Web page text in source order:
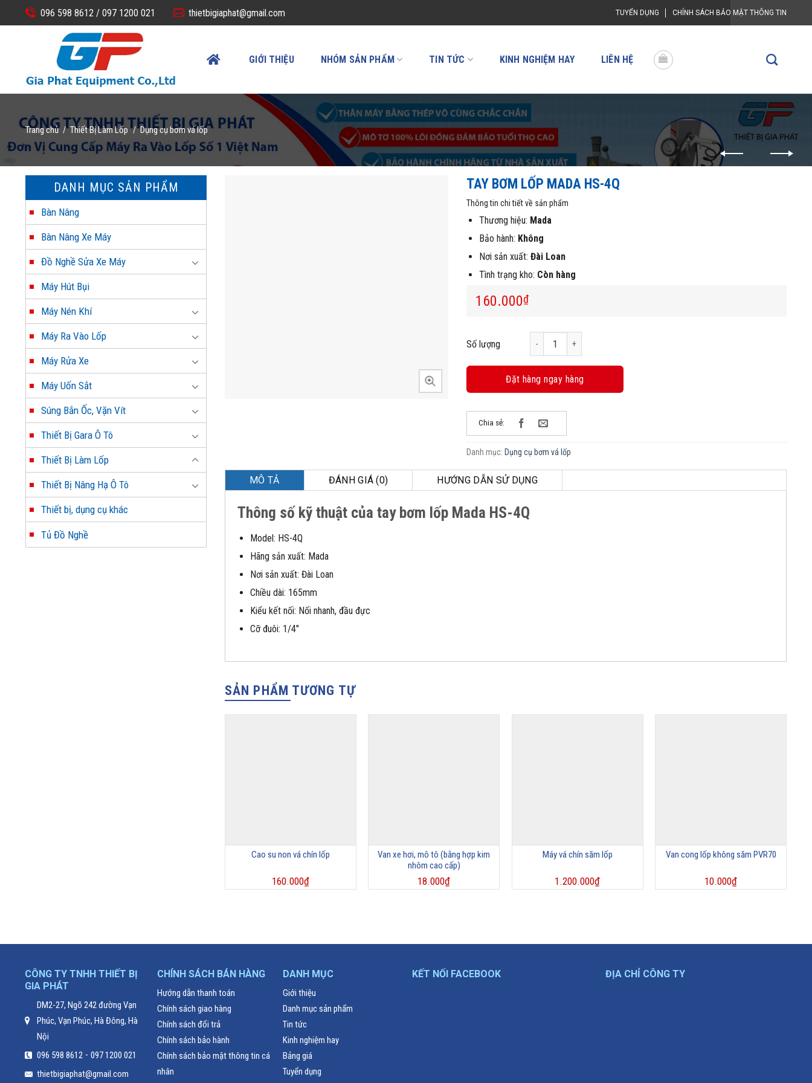
to
096 598 8612 / 097 1200 021 thietbigiaphat@gmail.com TUYỂN DỤNG CHÍNH SÁCH BẢO MẬT THÔNG TIN
GIỚI THIỆU NHÓM SẢN PHẨM TIN TỨC KINH NGHIỆM HAY LIÊN HỆ
Trang chủ / Thiết Bị Làm Lốp / Dụng cụ bơm vá lốp
DANH MỤC SẢN PHẨM
Bàn Nâng
Bàn Nâng Xe Máy
Đồ Nghề Sửa Xe Máy
Máy Hút Bụi
Máy Nén Khí
Máy Ra Vào Lốp
Máy Rửa Xe
Máy Uốn Sắt
Súng Bắn Ốc, Vặn Vít
Thiết Bị Gara Ô Tô
Thiết Bị Làm Lốp
Thiết Bị Nâng Hạ Ô Tô
Thiết bị, dụng cụ khác
Tủ Đồ Nghề
TAY BƠM LỐP MADA HS-4Q
Thông tin chi tiết về sản phẩm
Thương hiệu: Mada
Bảo hành: Không
Nơi sản xuất: Đài Loan
Tình trạng kho: Còn hàng
160.000₫
Số lượng Tay bơm lốp Mada HS-4Q số lượng
Đặt hàng ngay hàng
Chia sẻ:
Danh mục: Dụng cụ bơm vá lốp
MÔ TẢ ĐÁNH GIÁ (0) HƯỚNG DẪN SỬ DỤNG
Thông số kỹ thuật của tay bơm lốp Mada HS-4Q
Model: HS-4Q
Hãng sản xuất: Mada
Nơi sản xuất: Đài Loan
Chiều dài: 165mm
Kiểu kết nối: Nối nhanh, đầu đực
Cỡ đuôi: 1/4″
SẢN PHẨM TƯƠNG TỰ
Cao su non vá chín lốp
160.000₫
Van xe hơi, mô tô (bằng hợp kim
nhôm cao cấp)
18.000₫
Máy vá chín săm lốp
1.200.000₫
Van cong lốp không săm PVR70
10.000₫
CÔNG TY TNHH THIẾT BỊ
GIA PHÁT
DM2-27, Ngõ 242 đường Vạn
Phúc, Vạn Phúc, Hà Đông, Hà
Nội
096 598 8612- 097 1200 021
thietbigiaphat@gmail.com
CHÍNH SÁCH BÁN HÀNG
Hướng dẫn thanh toán
Chính sách giao hàng
Chính sách đổi trả
Chính sách bảo hành
Chính sách bảo mật thông tin cá
nhân
DANH MỤC
Giới thiệu
Danh mục sản phẩm
Tin tức
Kinh nghiệm hay
Bảng giá
Tuyển dụng
KẾT NỐI FACEBOOK ĐỊA CHỈ CÔNG TY